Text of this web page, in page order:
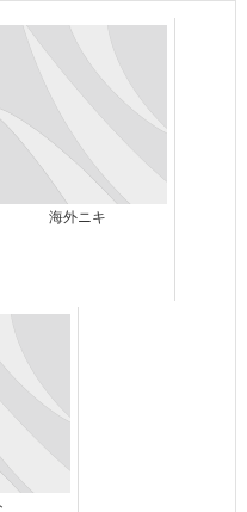
海外ニキ